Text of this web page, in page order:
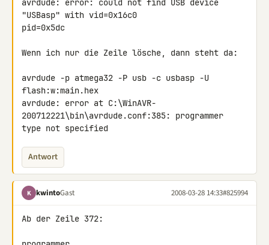
avrdude: error: could not find USB device
"USBasp" with vid=0x16c0
pid=0x5dc
Wenn ich nur die Zeile lösche, dann steht da:
avrdude -p atmega32 -P usb -c usbasp -U
flash:w:main.hex
avrdude: error at C:\WinAVR-
200712221\bin\avrdude.conf:385: programmer
type not specified
Antwort
K kwintoGast 2008-03-28 14:33#825994
Ab der Zeile 372: